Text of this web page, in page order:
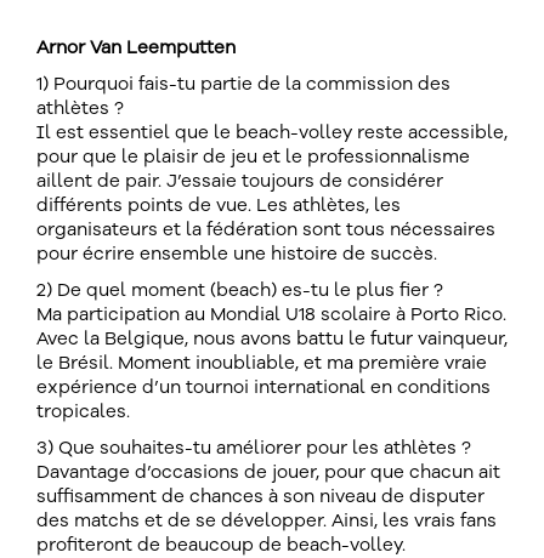
Arnor Van Leemputten
1) Pourquoi fais-tu partie de la commission des
athlètes ?
Il est essentiel que le beach-volley reste accessible,
pour que le plaisir de jeu et le professionnalisme
aillent de pair. J’essaie toujours de considérer
différents points de vue. Les athlètes, les
organisateurs et la fédération sont tous nécessaires
pour écrire ensemble une histoire de succès.
2) De quel moment (beach) es-tu le plus fier ?
Ma participation au Mondial U18 scolaire à Porto Rico.
Avec la Belgique, nous avons battu le futur vainqueur,
le Brésil. Moment inoubliable, et ma première vraie
expérience d’un tournoi international en conditions
tropicales.
3) Que souhaites-tu améliorer pour les athlètes ?
Davantage d’occasions de jouer, pour que chacun ait
suffisamment de chances à son niveau de disputer
des matchs et de se développer. Ainsi, les vrais fans
profiteront de beaucoup de beach-volley.